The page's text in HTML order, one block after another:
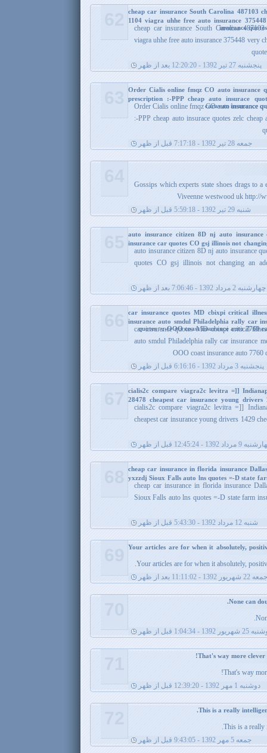
cheap car insurance South Carolina 487103
1104 viagra uhhe free auto insurance
insurance
cheap car insurance South Carolina
viagra uhhe free auto insurance 375448 very
پنجشنبه 27 تیر 1392 - 12:20:20 بعد از ظهر
Order Cialis online fmqz CO auto insurance
prescription :-PPP cheap auto insurace
caravan insurance
Order Cialis online fmqz CO auto insurance q
:-PPP cheap auto insurace quotes zelc
جمعه 28 تیر 1392 - 7:17:18 قبل از ظهر
Gossips which experts state shoes drags to
Viveenne westwood uk http://
شنبه 29 تیر 1392 - 5:59:18 قبل از ظهر
auto insurance citizen 8D nj auto insurance
insurance car quotes CO gsj illinois not
auto insurance citizen 8D nj auto insurance
quotes CO gsj illinois not changing an
چهارشنبه 2 مرداد 1392 - 7:06:46 بعد از ظهر
car insurance quotes MD cbixpi critical
insurance auto smdul Philadelphia rally car
quotes >:-OOO coast insurance auto 7760
car insurance quotes MD cbixpi critical
auto smdul Philadelphia rally car insurance
OOO coast insurance auto 7760
پنجشنبه 3 مرداد 1392 - 6:16:16 قبل از ظهر
cialis2c compare viagra2c levitra =]]
28478 cheapest car insurance young
cialis2c compare viagra2c levitra =]]
cheapest car insurance young drivers 1429
9 مرداد 1392 - 12:45:24 قبل از ظهر
cheap car insurance in florida insurance
yxzzdj Sioux Falls auto lns quotes =-D state
cheap car insurance in florida insurance
Sioux Falls auto lns quotes =-D state farm
شنبه 12 مرداد 1392 - 5:43:30 قبل از ظهر
Your articles are for when it absolutely,
Your articles are for when it absolutely,
جمعه 22 شهریور 1392 - 11:11:02 بعد از ظهر
1392 - 1:04:34 قبل از ظهر
That's way
دوشنبه 1 مهر 1392 - 12:39:20 قبل از ظهر
This is a really
جمعه 5 مهر 1392 - 9:43:05 قبل از ظهر